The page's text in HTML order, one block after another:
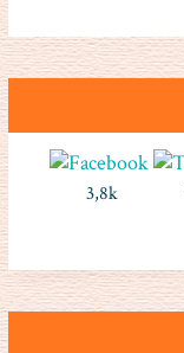
3,8k